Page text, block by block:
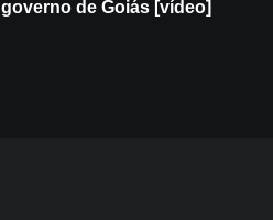
governo de Goiás [vídeo]